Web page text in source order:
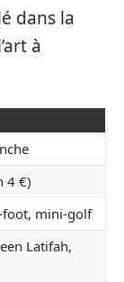
dans la
à
4 €)
foot, mini-golf
Latifah,